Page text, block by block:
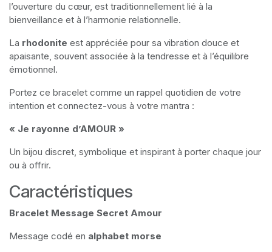
l’ouverture du cœur, est traditionnellement lié à la
bienveillance et à l’harmonie relationnelle.
La rhodonite est appréciée pour sa vibration douce et
apaisante, souvent associée à la tendresse et à l’équilibre
émotionnel.
Portez ce bracelet comme un rappel quotidien de votre
intention et connectez-vous à votre mantra :
« Je rayonne d’AMOUR »
Un bijou discret, symbolique et inspirant à porter chaque jour
ou à offrir.
Caractéristiques
Bracelet Message Secret Amour
Message codé en alphabet morse